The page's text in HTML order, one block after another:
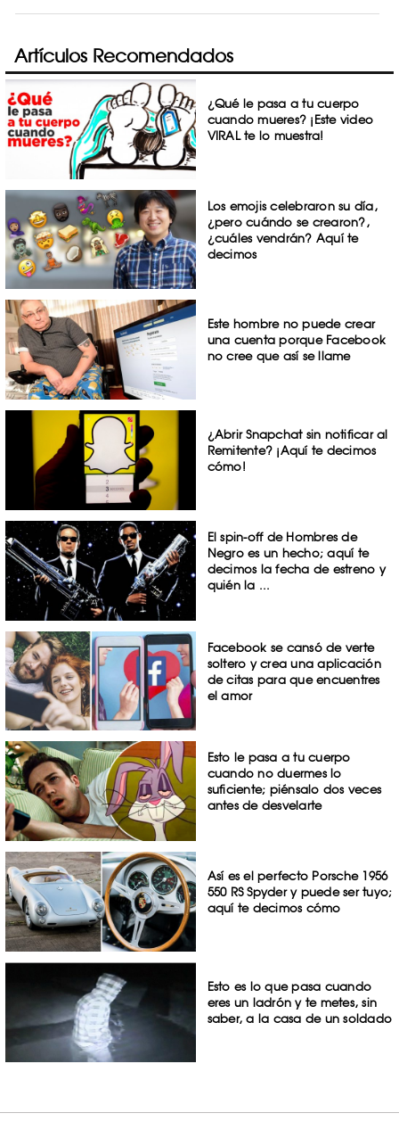
Artículos Recomendados
¿Qué le pasa a tu cuerpo
cuando mueres? ¡Este video
VIRAL te lo muestra!
Los emojis celebraron su día,
¿pero cuándo se crearon?,
¿cuáles vendrán? Aquí te
decimos
Este hombre no puede crear
una cuenta porque Facebook
no cree que así se llame
¿Abrir Snapchat sin notificar al
Remitente? ¡Aquí te decimos
cómo!
El spin-off de Hombres de
Negro es un hecho; aquí te
decimos la fecha de estreno y
quién la ...
Facebook se cansó de verte
soltero y crea una aplicación
de citas para que encuentres
el amor
Esto le pasa a tu cuerpo
cuando no duermes lo
suficiente; piénsalo dos veces
antes de desvelarte
Así es el perfecto Porsche 1956
550 RS Spyder y puede ser tuyo;
aquí te decimos cómo
Esto es lo que pasa cuando
eres un ladrón y te metes, sin
saber, a la casa de un soldado